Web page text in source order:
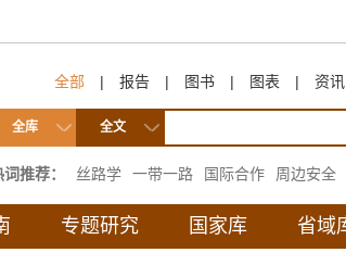
全部 | 报告 | 图书 | 图表 | 资讯
全库 全文
推荐： 丝路学 一带一路 国际合作
周边安全
联互通
专题研究 国家库 省域